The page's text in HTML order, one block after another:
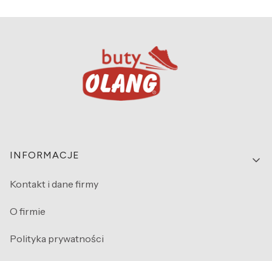
Linki w stopce
INFORMACJE
Kontakt i dane firmy
O firmie
Polityka prywatności